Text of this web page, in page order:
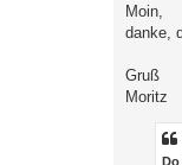
t
r
Moin,
danke,
Gruß
Moritz